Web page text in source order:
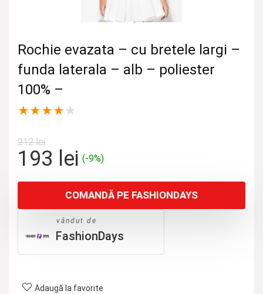
Rochie evazata – cu bretele largi –
funda laterala – alb – poliester
100% –
★★★★ ★
212lei
Prețul
a
fost:
212 lei.
193 leiPrețul
este:
193 lei.
(-9%)
COMANDĂ PE FASHIONDAYS
vândut de
FashionDays
Adaugă la favorite